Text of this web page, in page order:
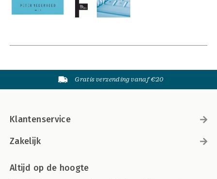
Gratis verzending vanaf €20
Klantenservice
Zakelijk
Altijd op de hoogte